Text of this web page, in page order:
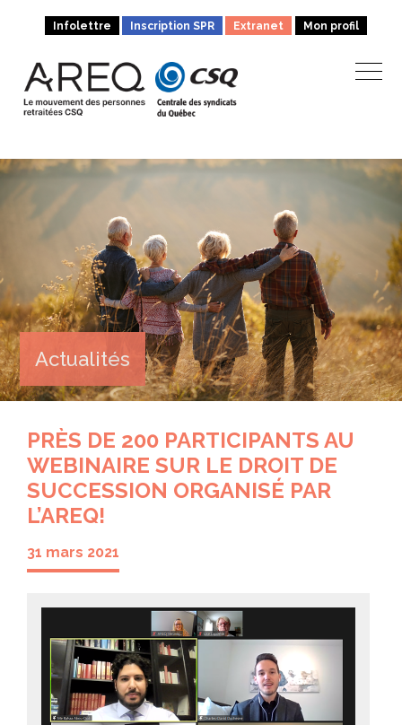
Infolettre Inscription SPR Extranet Mon profil
Actualités
PRÈS DE 200 PARTICIPANTS AU
WEBINAIRE SUR LE DROIT DE
SUCCESSION ORGANISÉ PAR
L’AREQ!
31 mars 2021